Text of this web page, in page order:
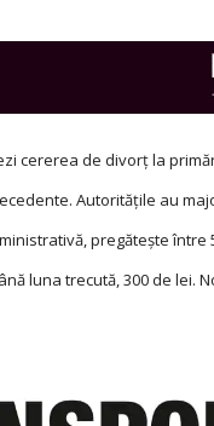
cererea de divorț la
Autoritățile au
pregătește
luna trecută, 300 de lei.